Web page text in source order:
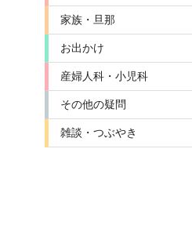
家族・旦那
お出かけ
産婦人科・小児科
その他の疑問
雑談・つぶやき